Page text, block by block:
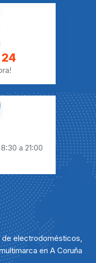
24
a 21:00
de electrodomésticos,
en A Coruña